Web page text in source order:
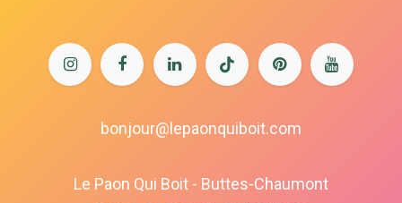
bonjour@lepaonquiboit.com
Le Paon Qui Boit - Buttes-Chaumont